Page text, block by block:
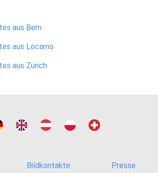
aus Bern
aus Locarno
aus Zürich
Bildkontakte Presse